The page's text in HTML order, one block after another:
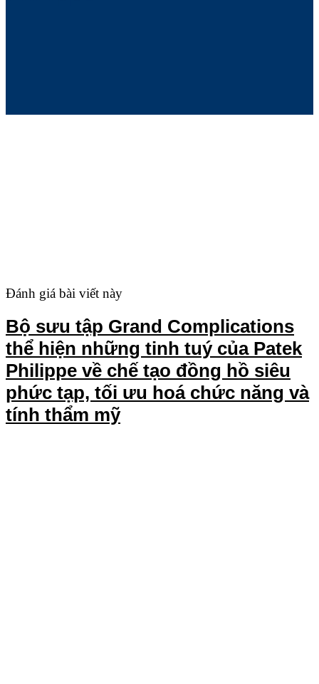
Đánh giá bài viết này
Bộ sưu tập Grand Complications
thể hiện những tinh tuý của Patek
Philippe về chế tạo đồng hồ siêu
phức tạp, tối ưu hoá chức năng và
tính thẩm mỹ